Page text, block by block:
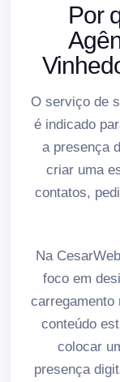
Por
O serviço de
é indicado
a presença
criar uma
contatos,
Na
foco em
carregamento
conteúdo
colocar
presença